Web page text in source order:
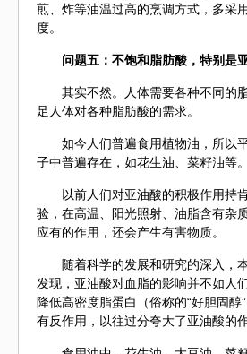
煎、炸等油温过高的烹调方式，多采
度。
问题五：不饱和脂肪酸，特别是
其实不然。人体需要各种不同的
足人体对各种脂肪酸的需求。
如今人们普遍食用植物油，所以
子中普遍存在，如花生油、菜籽油等。
以前人们对亚油酸的积极作用持
验，在高温、阳光照射、油脂含有杂
应有的作用，还会产生有害物质。
随着科学的发展和研究的深入，
发现，亚油酸对血脂的影响并不如人
降低高密度脂蛋白（俗称的“好胆固
有反作用，以往过分夸大了亚油酸的作